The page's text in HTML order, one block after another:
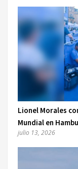
Lionel Morales
Mundial en
julio 13, 2026